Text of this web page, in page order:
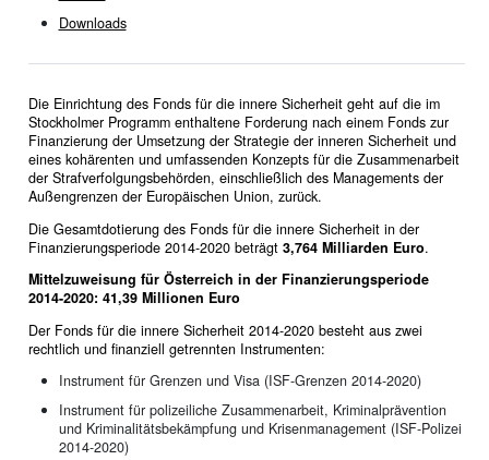
Downloads
Die Einrichtung des Fonds für die innere Sicherheit geht auf die im
Stockholmer Programm enthaltene Forderung nach einem Fonds zur
Finanzierung der Umsetzung der Strategie der inneren Sicherheit und
eines kohärenten und umfassenden Konzepts für die Zusammenarbeit
der Strafverfolgungsbehörden, einschließlich des Managements der
Außengrenzen der Europäischen Union, zurück.
Die Gesamtdotierung des Fonds für die innere Sicherheit in der
Finanzierungsperiode 2014-2020 beträgt 3,764 Milliarden Euro.
Mittelzuweisung für Österreich in der Finanzierungsperiode
2014-2020: 41,39 Millionen Euro
Der Fonds für die innere Sicherheit 2014-2020 besteht aus zwei
rechtlich und finanziell getrennten Instrumenten:
Instrument für Grenzen und Visa (ISF-Grenzen 2014-2020)
Instrument für polizeiliche Zusammenarbeit, Kriminalprävention
und Kriminalitätsbekämpfung und Krisenmanagement (ISF-Polizei
2014-2020)